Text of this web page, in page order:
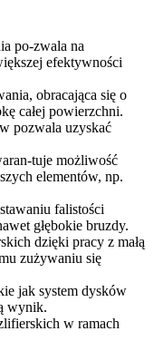
po-zwala na
efektywności
obracająca się o
całej powierzchni.
pozwala uzyskać
tuje możliwość
elementów, np.
falistości
głębokie bruzdy.
dzięki pracy z małą
zużywaniu się
jak system dysków
wynik.
w ramach